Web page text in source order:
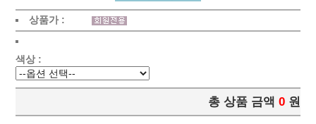
상품가 :
색상 :
총 상품 금액 0 원